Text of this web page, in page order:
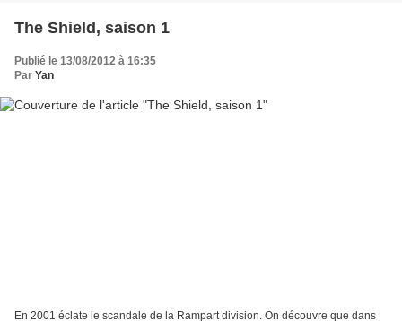
The Shield, saison 1
Publié le 13/08/2012 à 16:35
Par Yan
En 2001 éclate le scandale de la Rampart division. On découvre que dans